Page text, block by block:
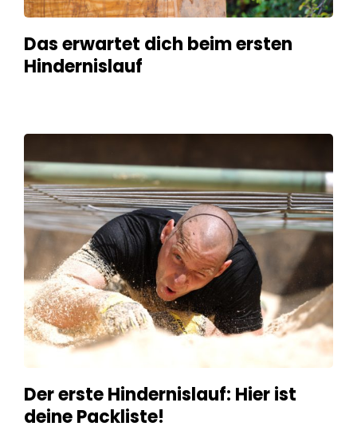
Das erwartet dich beim ersten
Hindernislauf
Der erste Hindernislauf: Hier ist
deine Packliste!